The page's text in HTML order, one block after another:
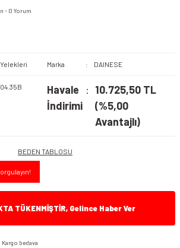
- 0 Yorum
Marka DAINESE
Havale
İndirimi
10.725,50 TL
(%5,00
Avantajlı)
BEDEN TABLOSU
TÜKENMİŞTİR, Gelince Haber Ver
Kargo bedava